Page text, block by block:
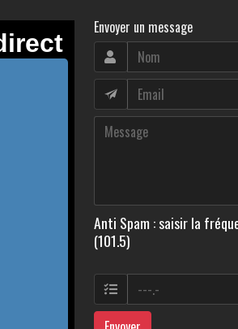
Envoyer un message
Anti Spam : saisir la
(101.5)